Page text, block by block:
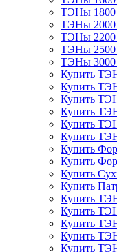
ТЭНы 1800
ТЭНы 2000
ТЭНы 2200
ТЭНы 2500
ТЭНы 3000
Купить
Купить
Купить
Купить
Купить
Купить
Купить
Купить
Купить
Купить
Купить
Купить
Купить
Купить
Купить